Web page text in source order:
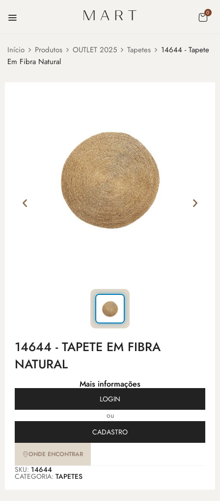
0
Início Produtos OUTLET 2025 Tapetes
14644 - Tapete
Em Fibra Natural
14644 - TAPETE EM FIBRA
NATURAL
Mais informações
LOGIN
ou
CADASTRO
ONDE ENCONTRAR
SKU: 14644
CATEGORIA: TAPETES